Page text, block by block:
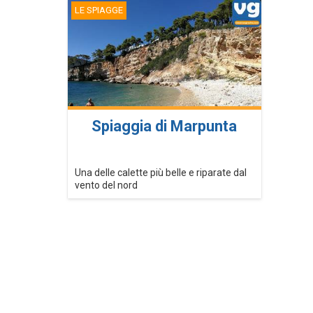
LE SPIAGGE
Spiaggia di Marpunta
Una delle calette più belle e riparate dal
vento del nord